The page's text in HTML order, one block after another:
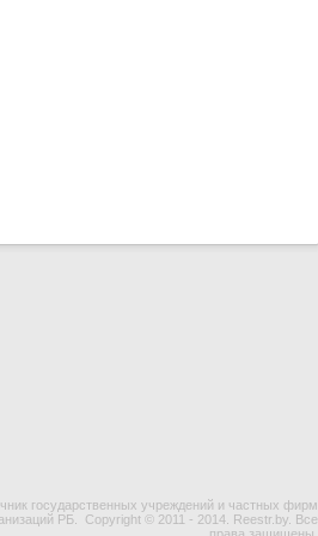
государственных учреждений и частных фирм
РБ.
Copyright © 2011 - 2014. Reestr.by. Все